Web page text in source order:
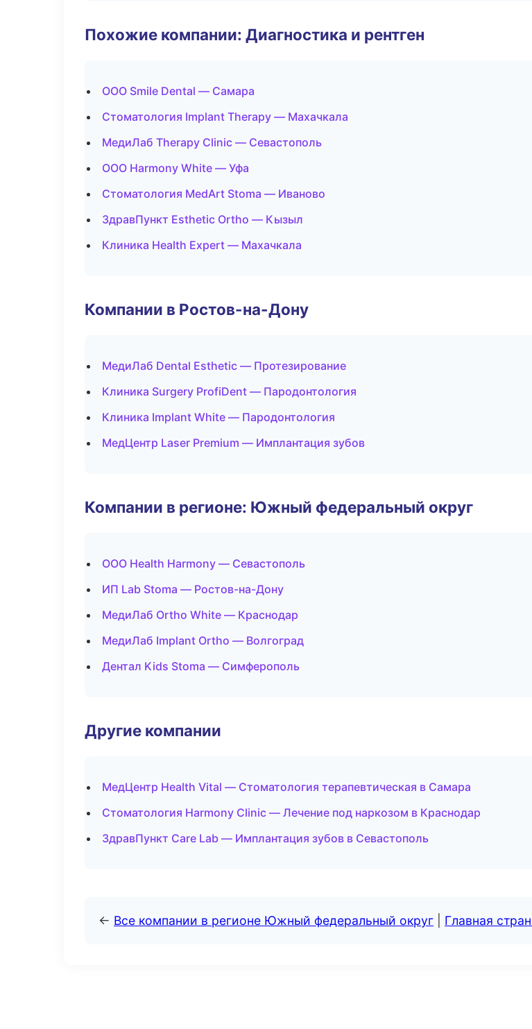
Похожие компании: Диагностика и рентген
ООО Smile Dental — Самара
Стоматология Implant Therapy — Махачкала
МедиЛаб Therapy Clinic — Севастополь
ООО Harmony White — Уфа
Стоматология MedArt Stoma — Иваново
ЗдравПункт Esthetic Ortho — Кызыл
Клиника Health Expert — Махачкала
Компании в Ростов-на-Дону
МедиЛаб Dental Esthetic — Протезирование
Клиника Surgery ProfiDent — Пародонтология
Клиника Implant White — Пародонтология
МедЦентр Laser Premium — Имплантация зубов
Компании в регионе: Южный федеральный округ
ООО Health Harmony — Севастополь
ИП Lab Stoma — Ростов-на-Дону
МедиЛаб Ortho White — Краснодар
МедиЛаб Implant Ortho — Волгоград
Дентал Kids Stoma — Симферополь
Другие компании
МедЦентр Health Vital — Стоматология терапевтическая в Самара
Стоматология Harmony Clinic — Лечение под наркозом в Краснодар
ЗдравПункт Care Lab — Имплантация зубов в Севастополь
← Все компании в регионе Южный федеральный округ Главная